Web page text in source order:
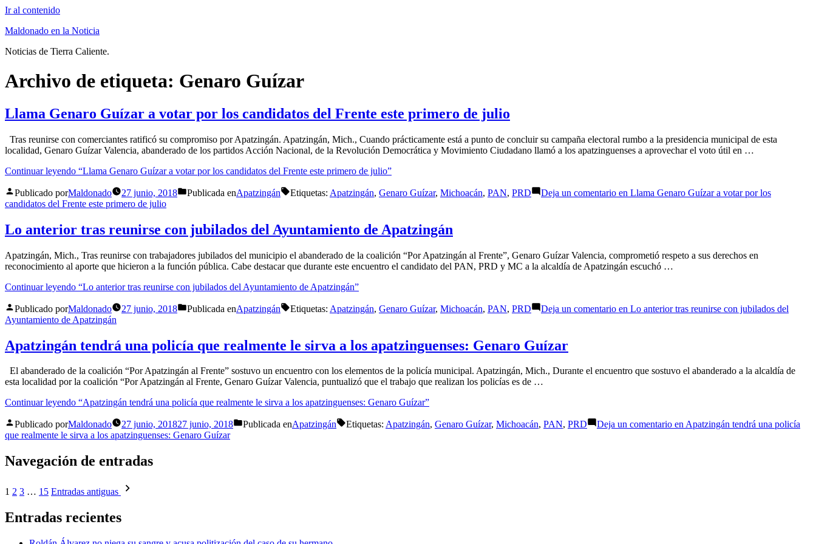
Ir al contenido
Maldonado en la Noticia
Noticias de Tierra Caliente.
Archivo de etiqueta: Genaro Guízar
Llama Genaro Guízar a votar por los candidatos del Frente este primero de julio
Tras reunirse con comerciantes ratificó su compromiso por Apatzingán. Apatzingán, Mich., Cuando prácticamente está a punto de concluir su campaña electoral rumbo a la presidencia municipal de esta
localidad, Genaro Guízar Valencia, abanderado de los partidos Acción Nacional, de la Revolución Democrática y Movimiento Ciudadano llamó a los apatzinguenses a aprovechar el voto útil en …
Continuar leyendo “Llama Genaro Guízar a votar por los candidatos del Frente este primero de julio”
Publicado porMaldonado 27 junio, 2018 Publicada enApatzingán Etiquetas: Apatzingán, Genaro Guízar, Michoacán, PAN, PRD Deja un comentario en Llama Genaro Guízar a votar por los
candidatos del Frente este primero de julio
Lo anterior tras reunirse con jubilados del Ayuntamiento de Apatzingán
Apatzingán, Mich., Tras reunirse con trabajadores jubilados del municipio el abanderado de la coalición “Por Apatzingán al Frente”, Genaro Guízar Valencia, comprometió respeto a sus derechos en
reconocimiento al aporte que hicieron a la función pública. Cabe destacar que durante este encuentro el candidato del PAN, PRD y MC a la alcaldía de Apatzingán escuchó …
Continuar leyendo “Lo anterior tras reunirse con jubilados del Ayuntamiento de Apatzingán”
Publicado porMaldonado 27 junio, 2018 Publicada enApatzingán Etiquetas: Apatzingán, Genaro Guízar, Michoacán, PAN, PRD Deja un comentario en Lo anterior tras reunirse con jubilados del
Ayuntamiento de Apatzingán
Apatzingán tendrá una policía que realmente le sirva a los apatzinguenses: Genaro Guízar
El abanderado de la coalición “Por Apatzingán al Frente” sostuvo un encuentro con los elementos de la policía municipal. Apatzingán, Mich., Durante el encuentro que sostuvo el abanderado a la alcaldía de
esta localidad por la coalición “Por Apatzingán al Frente, Genaro Guízar Valencia, puntualizó que el trabajo que realizan los policías es de …
Continuar leyendo “Apatzingán tendrá una policía que realmente le sirva a los apatzinguenses: Genaro Guízar”
Publicado porMaldonado 27 junio, 201827 junio, 2018 Publicada enApatzingán Etiquetas: Apatzingán, Genaro Guízar, Michoacán, PAN, PRD Deja un comentario en Apatzingán tendrá una policía
que realmente le sirva a los apatzinguenses: Genaro Guízar
Navegación de entradas
1 2 3 … 15 Entradas antiguas
Entradas recientes